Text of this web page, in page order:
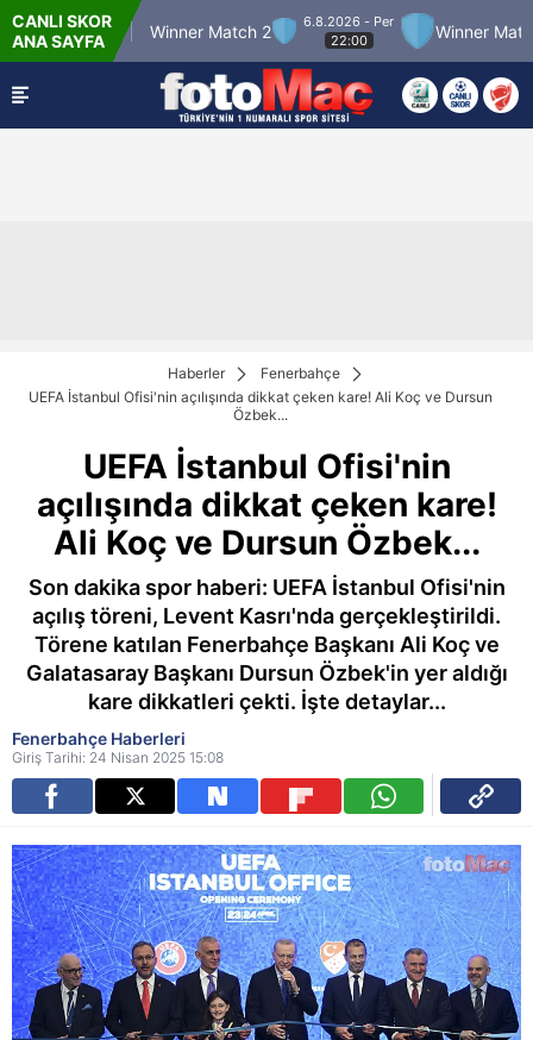
CANLI SKOR
ANA SAYFA
Match 12 Winner Match 2
6.8.2026 - Per
22:00
Winner Match 3
Haberler
Fenerbahçe
UEFA İstanbul Ofisi'nin açılışında dikkat çeken kare! Ali Koç ve Dursun
Özbek...
UEFA İstanbul Ofisi'nin
açılışında dikkat çeken kare!
Ali Koç ve Dursun Özbek...
Son dakika spor haberi: UEFA İstanbul Ofisi'nin
açılış töreni, Levent Kasrı'nda gerçekleştirildi.
Törene katılan Fenerbahçe Başkanı Ali Koç ve
Galatasaray Başkanı Dursun Özbek'in yer aldığı
kare dikkatleri çekti. İşte detaylar...
Fenerbahçe Haberleri
Giriş Tarihi: 24 Nisan 2025 15:08